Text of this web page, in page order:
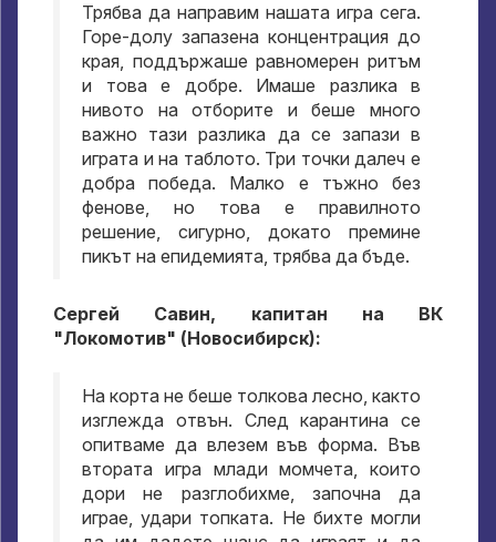
Трябва да направим нашата игра сега.
Горе-долу запазена концентрация до
края, поддържаше равномерен ритъм
и това е добре. Имаше разлика в
нивото на отборите и беше много
важно тази разлика да се запази в
играта и на таблото. Три точки далеч е
добра победа. Малко е тъжно без
фенове, но това е правилното
решение, сигурно, докато премине
пикът на епидемията, трябва да бъде.
Сергей Савин, капитан на ВК
"Локомотив" (Новосибирск):
На корта не беше толкова лесно, както
изглежда отвън. След карантина се
опитваме да влезем във форма. Във
втората игра млади момчета, които
дори не разглобихме, започна да
играе, удари топката. Не бихте могли